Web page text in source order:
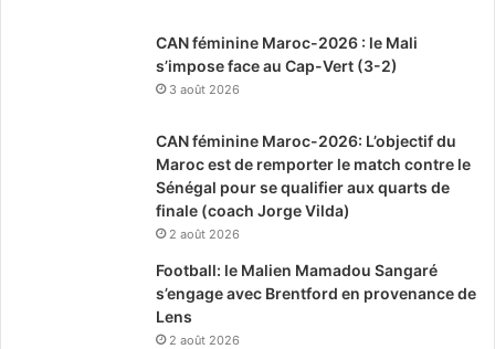
CAN féminine Maroc-2026 : le Mali
s’impose face au Cap-Vert (3-2)
3 août 2026
CAN féminine Maroc-2026: L’objectif du
Maroc est de remporter le match contre le
Sénégal pour se qualifier aux quarts de
finale (coach Jorge Vilda)
2 août 2026
Football: le Malien Mamadou Sangaré
s’engage avec Brentford en provenance de
Lens
2 août 2026